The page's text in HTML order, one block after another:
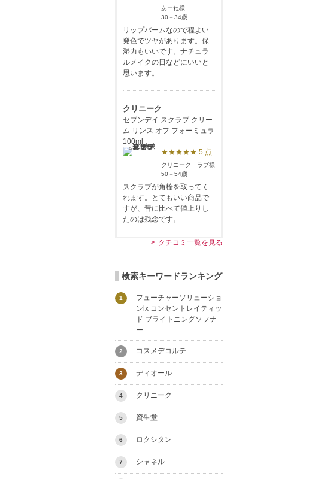
あーね様
30－34歳
リップバームなので程よい
発色でツヤがあります。保
湿力もいいです。ナチュラ
ルメイクの日などにいいと
思います。
クリニーク
セブンデイ スクラブ クリー
ム リンス オフ フォーミュラ
100ml
★★★★★ 5 点
クリニーク ラブ様
50－54歳
スクラブが角栓を取ってく
れます。とてもいい商品で
すが、昔に比べて値上りし
たのは残念です。
クチコミ一覧を見る
検索キーワードランキング
1
フューチャーソリューショ
ンlx コンセントレイティッ
ド ブライトニングソフナ
ー
2 コスメデコルテ
3 ディオール
4 クリニーク
5 資生堂
6 ロクシタン
7 シャネル